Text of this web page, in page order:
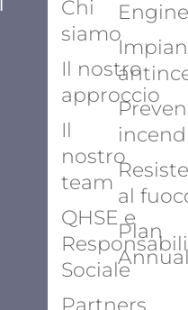
Chi
siamo
Il nostro
approccio
Il
nostro
team
QHSE e
Sociale
Partners
al
Plan